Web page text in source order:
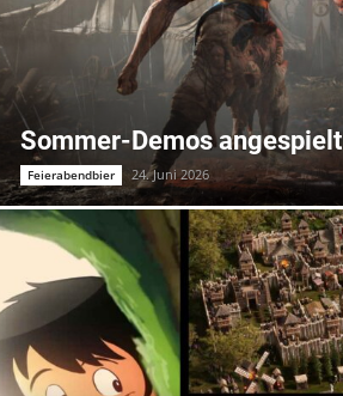
Sommer-Demos angespielt
Feierabendbier 24. Juni 2026